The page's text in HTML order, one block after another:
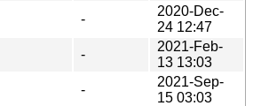
-
2020-Dec-
24 12:47
-
2021-Feb-
13 13:03
-
2021-Sep-
15 03:03